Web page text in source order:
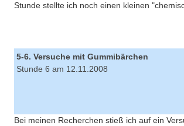
Stunde stellte ich noch einen kleinen
5-6. Versuche mit Gummibärchen
Stunde 6 am 12.11.2008
Bei meinen Recherchen stieß ich auf ein